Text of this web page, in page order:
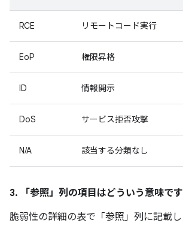
RCE リモートコード実行
EoP 権限昇格
ID 情報開示
DoS サービス拒否攻撃
N/A 該当する分類なし
3. 「参照」 列の項目はどういう意味で
脆弱性の詳細の表で「参照」 列に記載